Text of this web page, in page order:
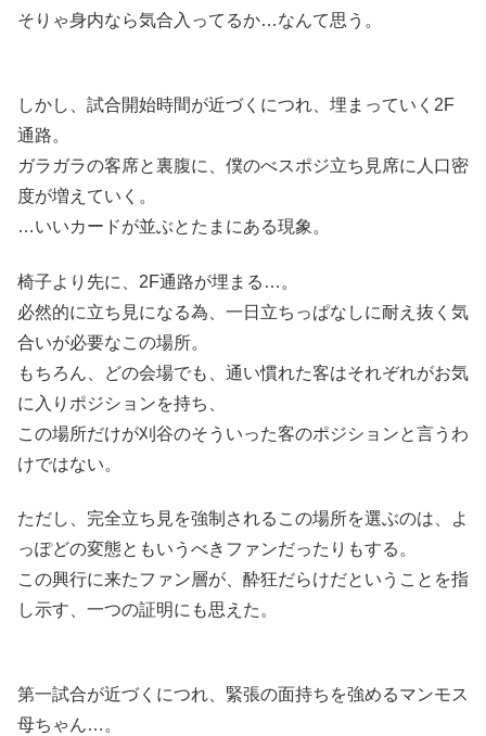
そりゃ身内なら気合入ってるか…なんて思う。
しかし、試合開始時間が近づくにつれ、埋まっていく2F
通路。
ガラガラの客席と裏腹に、僕のべスポジ立ち見席に人口密
度が増えていく。
…いいカードが並ぶとたまにある現象。
椅子より先に、2F通路が埋まる…。
必然的に立ち見になる為、一日立ちっぱなしに耐え抜く気
合いが必要なこの場所。
もちろん、どの会場でも、通い慣れた客はそれぞれがお気
に入りポジションを持ち、
この場所だけが刈谷のそういった客のポジションと言うわ
けではない。
ただし、完全立ち見を強制されるこの場所を選ぶのは、よ
っぽどの変態ともいうべきファンだったりもする。
この興行に来たファン層が、酔狂だらけだということを指
し示す、一つの証明にも思えた。
第一試合が近づくにつれ、緊張の面持ちを強めるマンモス
母ちゃん…。